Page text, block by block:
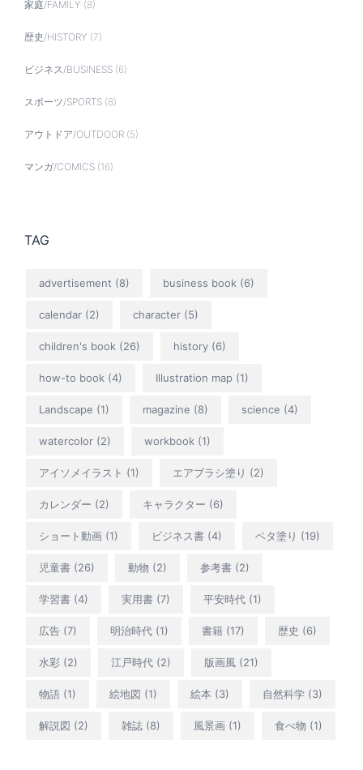
家庭/FAMILY (8)
歴史/HISTORY (7)
ビジネス/BUSINESS (6)
スポーツ/SPORTS (8)
アウトドア/OUTDOOR (5)
マンガ/COMICS (16)
TAG
advertisement (8) business book (6)
calendar (2) character (5)
children's book (26) history (6)
how-to book (4) Illustration map (1)
Landscape (1) magazine (8) science (4)
watercolor (2) workbook (1)
アイソメイラスト (1) エアブラシ塗り (2)
カレンダー (2) キャラクター (6)
ショート動画 (1) ビジネス書 (4) ベタ塗り (19)
児童書 (26) 動物 (2) 参考書 (2)
学習書 (4) 実用書 (7) 平安時代 (1)
広告 (7) 明治時代 (1) 書籍 (17) 歴史 (6)
水彩 (2) 江戸時代 (2) 版画風 (21)
物語 (1) 絵地図 (1) 絵本 (3) 自然科学 (3)
解説図 (2) 雑誌 (8) 風景画 (1) 食べ物 (1)